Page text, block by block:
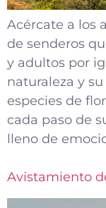
Acércate a los
de senderos
y adultos por
naturaleza y
especies de
cada paso de
lleno de
Avistamiento